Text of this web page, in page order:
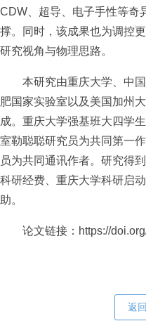
CDW、超导、电子手性等奇
撑。同时，该成果也为调控
研究视角与物理思路。
本研究由重庆大学、中
肥国家实验室以及美国加州
成。重庆大学强基班大四学
室勒聪聪研究员为共同第一
员为共同通讯作者。研究得
科研经费、重庆大学科研启
助。
论文链接： https://
返